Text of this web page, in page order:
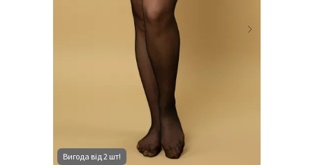
Вигода від 2 шт!